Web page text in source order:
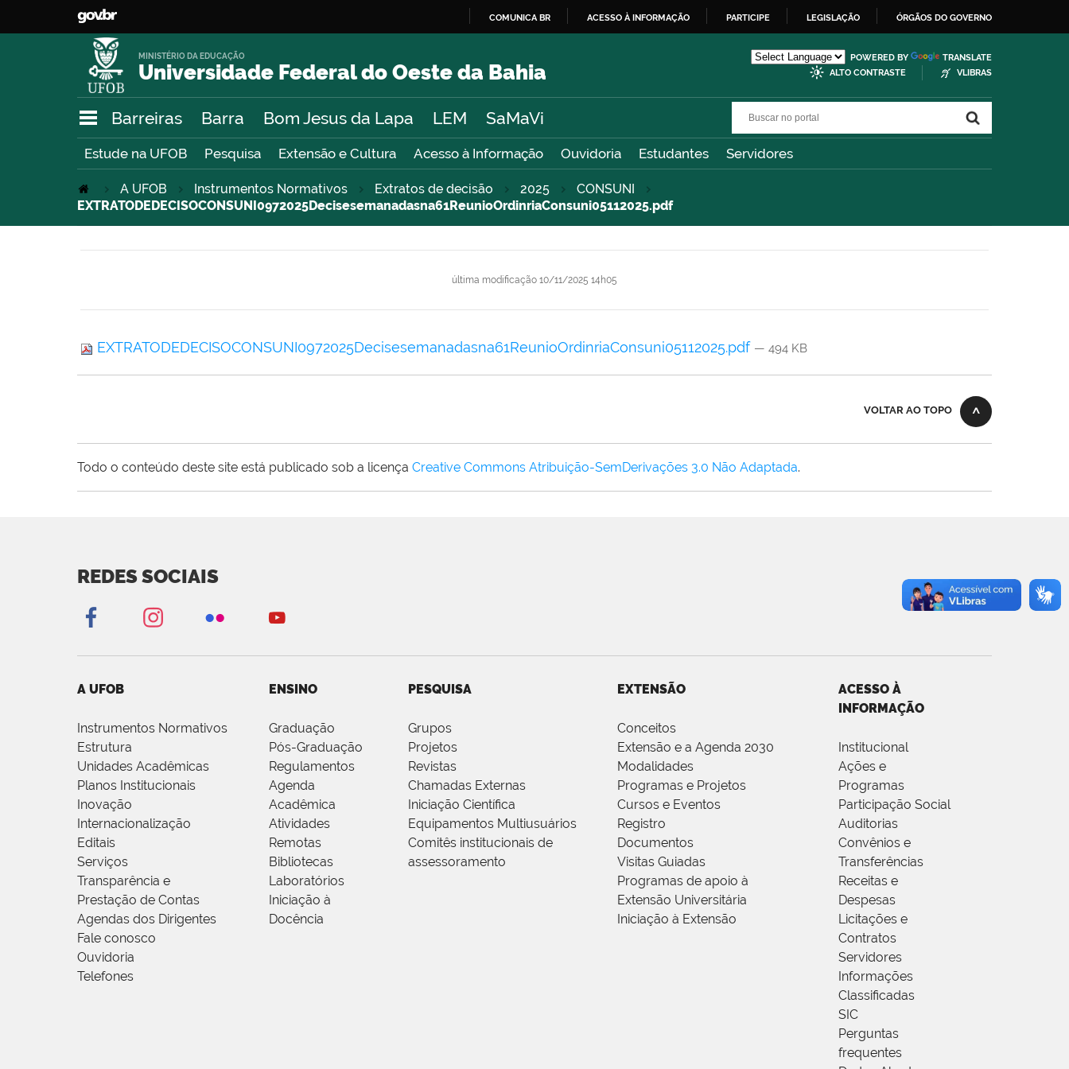
O
COMUNICA BR ACESSO À INFORMAÇÃO PARTICIPE LEGISLAÇÃO ÓRGÃOS DO GOVERNO
Universidade Federal do Oeste da Bahia
MINISTÉRIO DA EDUCAÇÃO POWERED BY
TRANSLATE
ALTO CONTRASTE
VLIBRAS
Barreiras Barra Bom Jesus da Lapa LEM SaMaVi
Estude na UFOB Pesquisa Extensão e Cultura Acesso à Informação Ouvidoria Estudantes Servidores
A UFOB Instrumentos Normativos Extratos de decisão 2025
CONSUNI
EXTRATODEDECISOCONSUNI0972025Decisesemanadasna61ReunioOrdinriaConsuni05112025.pdf
última modificação 10/11/2025 14h05
EXTRATODEDECISOCONSUNI0972025Decisesemanadasna61ReunioOrdinriaConsuni05112025.pdf — 494 KB
VOLTAR AO TOPO
Todo o conteúdo deste site está publicado sob a licença Creative Commons Atribuição-SemDerivações 3.0 Não Adaptada.
REDES SOCIAIS
A UFOB
Instrumentos Normativos
Estrutura
Unidades Acadêmicas
Planos Institucionais
Inovação
Internacionalização
Editais
Serviços
Transparência e
Prestação de Contas
Agendas dos Dirigentes
Fale conosco
Ouvidoria
Telefones
ENSINO
Graduação
Pós-Graduação
Regulamentos
Agenda
Acadêmica
Atividades
Remotas
Bibliotecas
Laboratórios
Iniciação à
Docência
PESQUISA
Grupos
Projetos
Revistas
Chamadas Externas
Iniciação Científica
Equipamentos Multiusuários
Comitês institucionais de
assessoramento
EXTENSÃO
Conceitos
Extensão e a Agenda 2030
Modalidades
Programas e Projetos
Cursos e Eventos
Registro
Documentos
Visitas Guiadas
Programas de apoio à
Extensão Universitária
Iniciação à Extensão
ACESSO À
INFORMAÇÃO
Institucional
Ações e
Programas
Participação Social
Auditorias
Convênios e
Transferências
Receitas e
Despesas
Licitações e
Contratos
Servidores
Informações
Classificadas
SIC
Perguntas
frequentes